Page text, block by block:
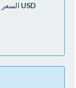
25.30 USD